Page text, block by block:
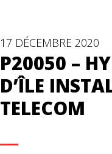
17 DÉCEMBRE 2020
P20050 –
D’ÎLE
TELECOM